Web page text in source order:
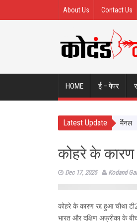
About Us Contact Us
HOME ई – पेपर
Latest Update
आधुनिक सुविधाओं से लैस होगा बस टर्मिनल
कोहरे के कारण
Dec 17, 2025 Kodand
कोहरे के कारण रद्द हुआ चौथा
भारत और दक्षिण अफ्रीका के